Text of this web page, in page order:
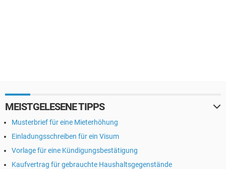
MEISTGELESENE TIPPS
Musterbrief für eine Mieterhöhung
Einladungsschreiben für ein Visum
Vorlage für eine Kündigungsbestätigung
Kaufvertrag für gebrauchte Haushaltsgegenstände